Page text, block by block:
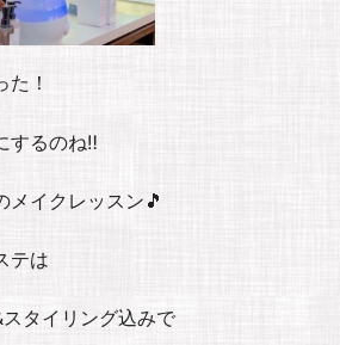
た！
するのね‼︎
メイクレッスン🎵
テは
タイリング込みで